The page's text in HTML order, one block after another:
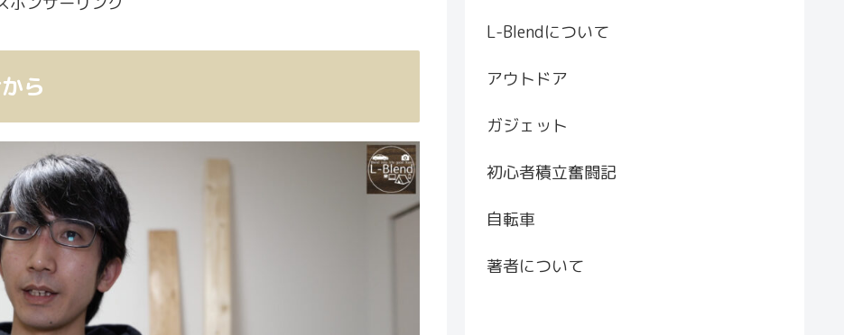
ら
L-Blendについて
アウトドア
ガジェット
初心者積立奮闘記
自転車
著者について